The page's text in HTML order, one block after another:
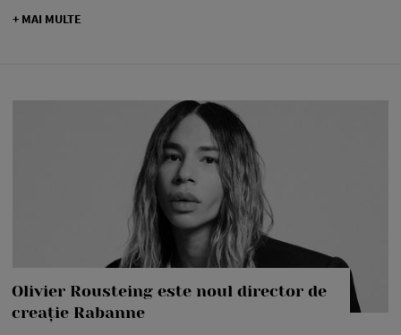
+ MAI MULTE
Olivier Rousteing este noul director de
creație Rabanne